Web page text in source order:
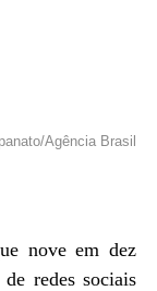
Agência Brasil
nove em dez
redes sociais